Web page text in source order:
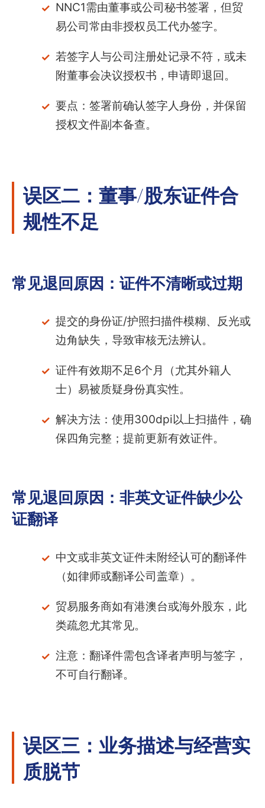
NNC1需由董事或公司秘书签署，但贸
易公司常由非授权员工代办签字。
若签字人与公司注册处记录不符，或未
附董事会决议授权书，申请即退回。
要点：签署前确认签字人身份，并保留
授权文件副本备查。
误区二：董事/股东证件合
规性不足
常见退回原因：证件不清晰或过期
提交的身份证/护照扫描件模糊、反光或
边角缺失，导致审核无法辨认。
证件有效期不足6个月（尤其外籍人
士）易被质疑身份真实性。
解决方法：使用300dpi以上扫描件，确
保四角完整；提前更新有效证件。
常见退回原因：非英文证件缺少公
证翻译
中文或非英文证件未附经认可的翻译件
（如律师或翻译公司盖章）。
贸易服务商如有港澳台或海外股东，此
类疏忽尤其常见。
注意：翻译件需包含译者声明与签字，
不可自行翻译。
误区三：业务描述与经营实
质脱节